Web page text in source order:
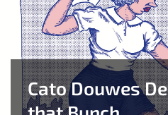
Cato Douwes